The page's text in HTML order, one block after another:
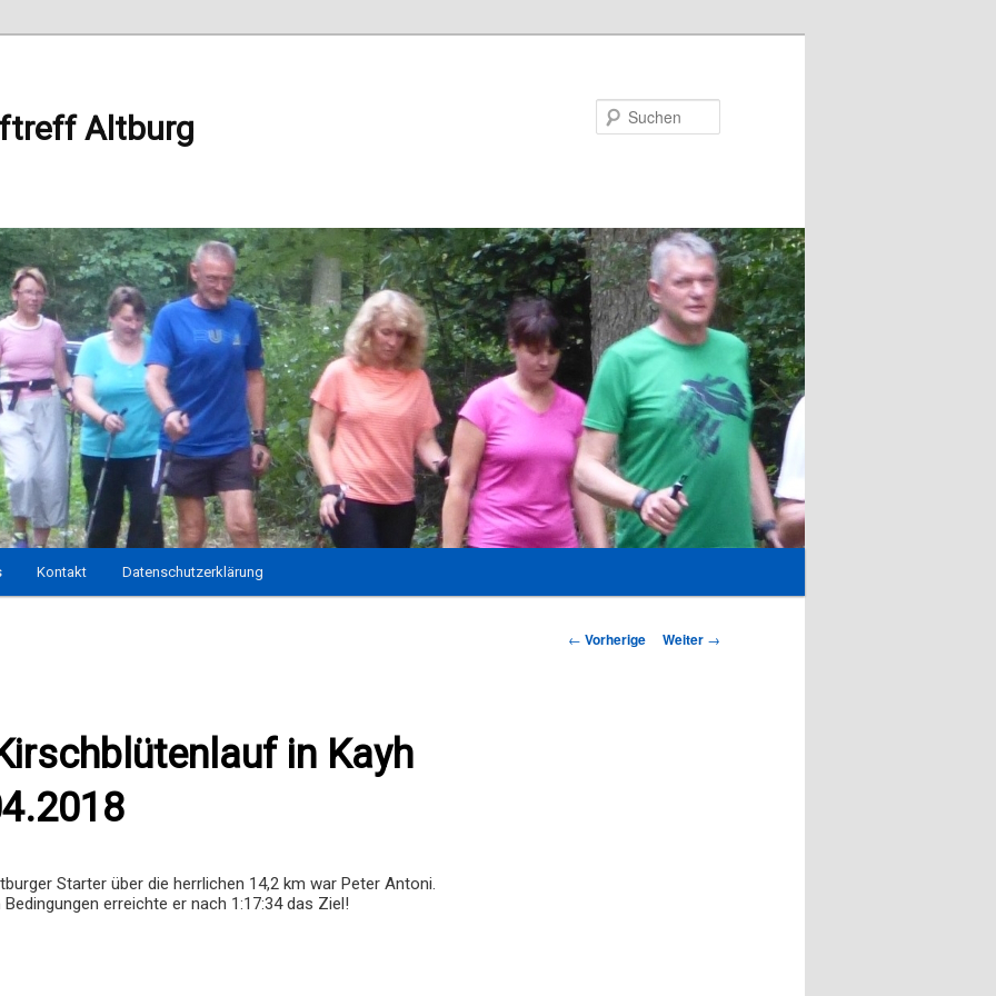
Altburg
Kontakt Datenschutzerklärung
Beitrags-
← Vorherige Weiter →
in Kayh
Starter über die herrlichen 14,2 km war Peter Antoni.
erreichte er nach 1:17:34 das Ziel!